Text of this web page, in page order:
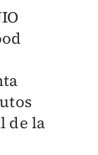
de la